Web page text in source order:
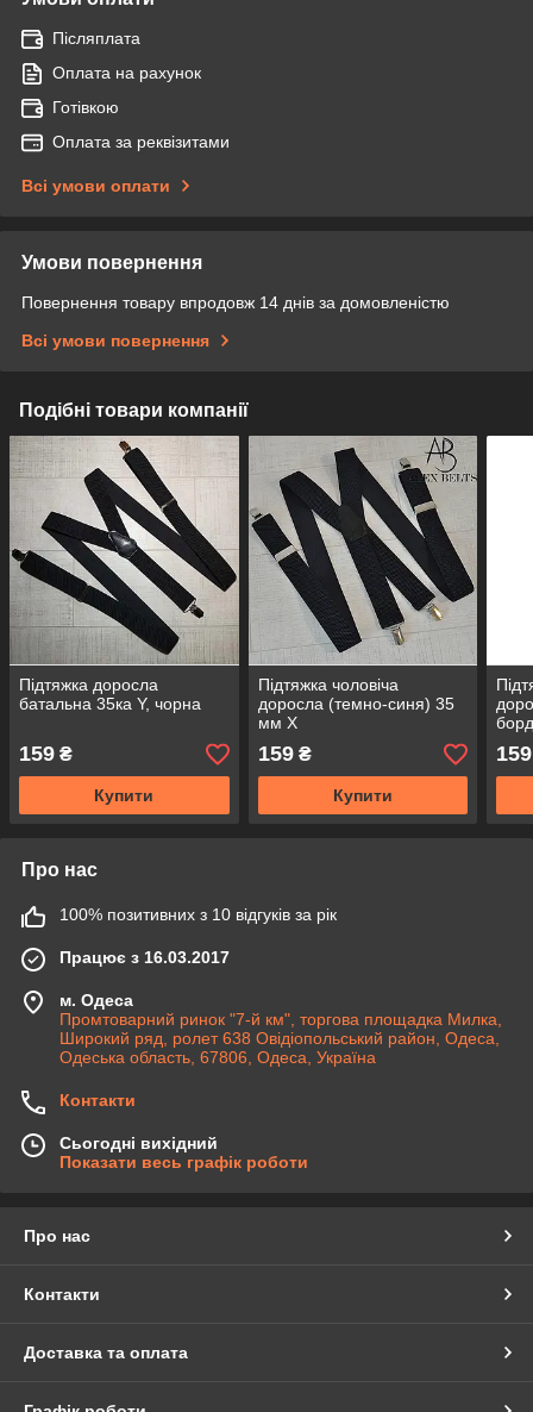
Післяплата
Оплата на рахунок
Готівкою
Оплата за реквізитами
Всі умови оплати
Умови повернення
Повернення товару впродовж 14 днів за домовленістю
Всі умови повернення
Подібні товари компанії
Підтяжка доросла
батальна 35ка Y, чорна
159 ₴
Купити
Підтяжка чоловіча
доросла (темно-синя) 35
мм X
159₴
Купити
159
Про нас
100% позитивних з 10 відгуків за рік
Працює з 16.03.2017
м. Одеса
Промтоварний ринок "7-й км", торгова площадка Милка,
Широкий ряд, ролет 638 Овідіопольський район, Одеса,
Одеська область, 67806, Одеса, Україна
Контакти
Сьогодні вихідний
Показати весь графік роботи
Про нас
Контакти
Доставка та оплата